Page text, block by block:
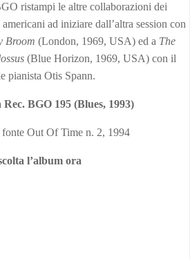
ristampi le altre collaborazioni dei
ad iniziare dall’altra session con
Broom (London, 1969, USA) ed a The
(Blue Horizon, 1969, USA) con il
pianista Otis Spann.
Rec. BGO 195 (Blues, 1993)
fonte Out Of Time n. 2, 1994
l’album ora